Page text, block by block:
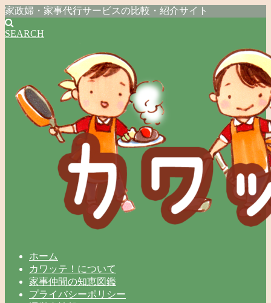
家政婦・家事代行サービスの比較・紹介サイト
SEARCH
ホーム
カワッテ！について
家事仲間の知恵図鑑
プライバシーポリシー